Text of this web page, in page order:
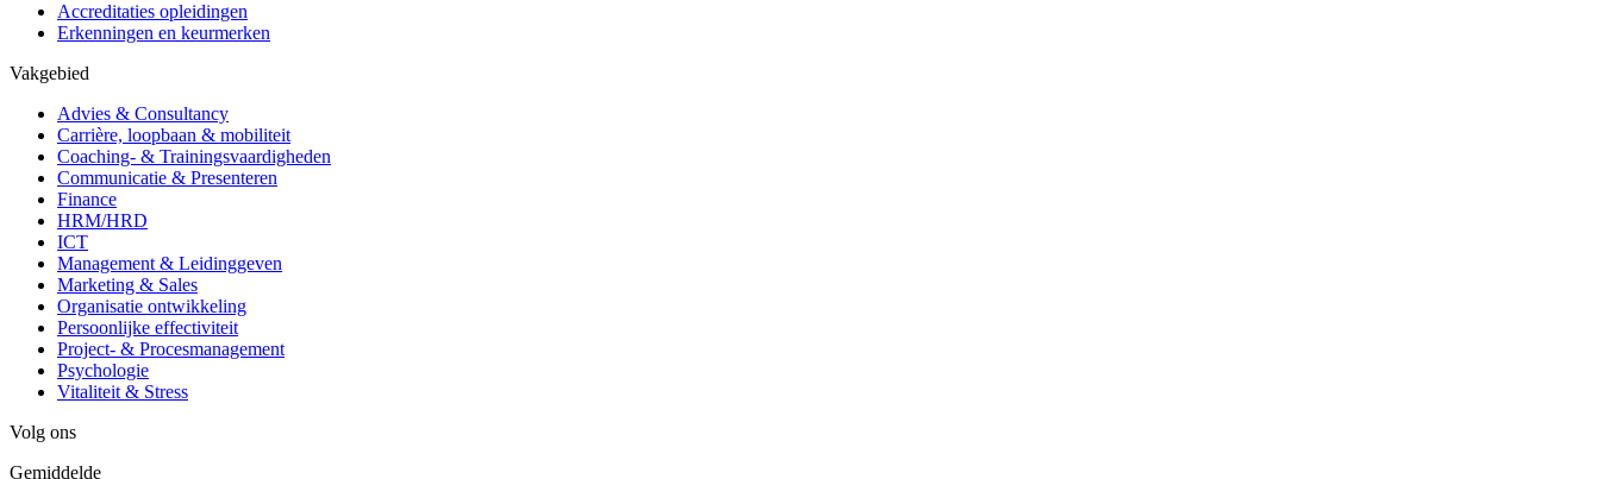
Accreditaties opleidingen
Erkenningen en keurmerken
Vakgebied
Advies & Consultancy
Carrière, loopbaan & mobiliteit
Coaching- & Trainingsvaardigheden
Communicatie & Presenteren
Finance
HRM/HRD
ICT
Management & Leidinggeven
Marketing & Sales
Organisatie ontwikkeling
Persoonlijke effectiviteit
Project- & Procesmanagement
Psychologie
Vitaliteit & Stress
Volg ons
Gemiddelde